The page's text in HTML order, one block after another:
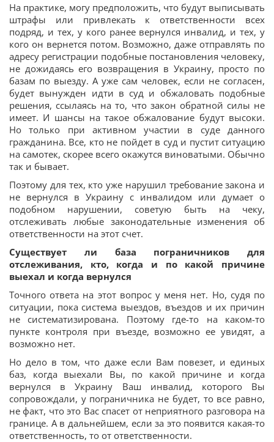
На практике, могу предположить, что будут выписывать
штрафы или привлекать к ответственности всех
подряд, и тех, у кого ранее вернулся инвалид, и тех, у
кого он вернется потом. Возможно, даже отправлять по
адресу регистрации подобные постановления человеку,
не дожидаясь его возвращения в Украину, просто по
базам по выезду. А уже сам человек, если не согласен,
будет вынужден идти в суд и обжаловать подобные
решения, ссылаясь на то, что закон обратной силы не
имеет. И шансы на такое обжалование будут высоки.
Но только при активном участии в суде данного
гражданина. Все, кто не пойдет в суд и пустит ситуацию
на самотек, скорее всего окажутся виноватыми. Обычно
так и бывает.
Поэтому для тех, кто уже нарушил требование закона и
не вернулся в Украину с инвалидом или думает о
подобном нарушении, советую быть на чеку,
отслеживать любые законодательные изменения об
ответственности на этот счет.
Существует ли база пограничников для
отслеживания, кто, когда и по какой причине
выехал и когда вернулся
Точного ответа на этот вопрос у меня нет. Но, судя по
ситуации, пока система выездов, въездов и их причин
не систематизирована. Поэтому где-то на каком-то
пункте контроля при въезде, возможно ее увидят, а
возможно нет.
Но дело в том, что даже если Вам повезет, и единых
баз, когда выехали Вы, по какой причине и когда
вернулся в Украину Ваш инвалид, которого Вы
сопровождали, у пограничника не будет, то все равно,
не факт, что это Вас спасет от неприятного разговора на
границе. А в дальнейшем, если за это появится какая-то
ответственность, то от ответственности.